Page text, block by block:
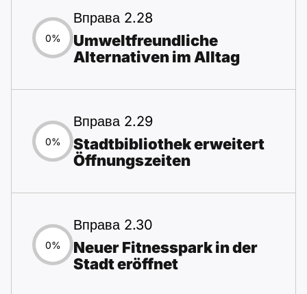
0%
Вправа 2.28
Umweltfreundliche
Alternativen im Alltag
0%
Вправа 2.29
Stadtbibliothek erweitert
Öffnungszeiten
0%
Вправа 2.30
Neuer Fitnesspark in der
Stadt eröffnet